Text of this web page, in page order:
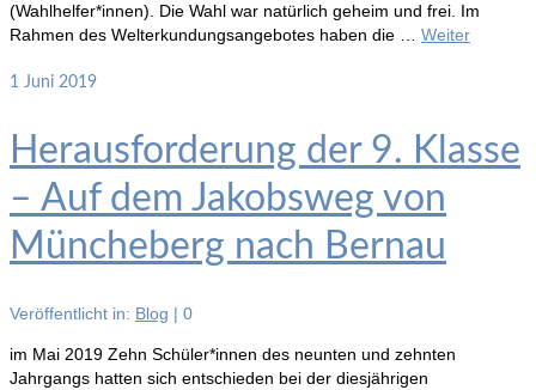
(Wahlhelfer*innen). Die Wahl war natürlich geheim und frei. Im
Rahmen des Welterkundungsangebotes haben die … Weiter
1 Juni 2019
Herausforderung der 9. Klasse
– Auf dem Jakobsweg von
Müncheberg nach Bernau
Veröffentlicht in: Blog | 0
im Mai 2019 Zehn Schüler*innen des neunten und zehnten
Jahrgangs hatten sich entschieden bei der diesjährigen